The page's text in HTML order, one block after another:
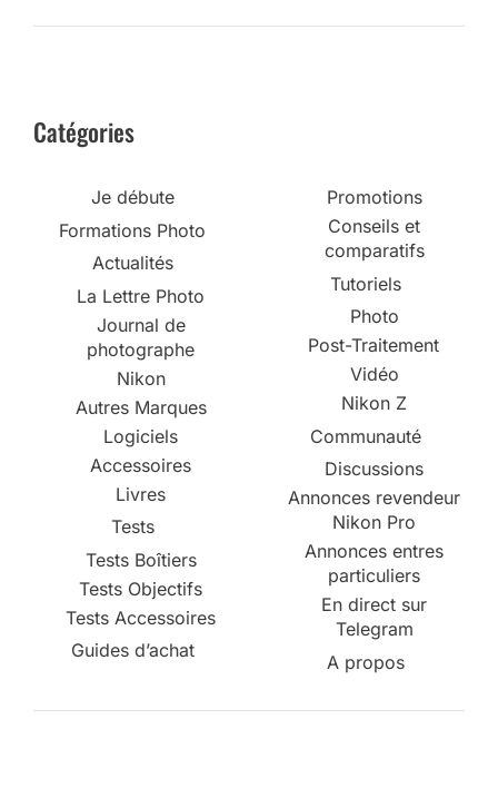
Catégories
Je débute
Formations Photo
Actualités
La Lettre Photo
Journal de
photographe
Nikon
Autres Marques
Logiciels
Accessoires
Livres
Tests
Tests Boîtiers
Tests Objectifs
Tests Accessoires
Guides d’achat
Promotions
Conseils et
comparatifs
Tutoriels
Photo
Post-Traitement
Vidéo
Nikon Z
Communauté
Discussions
Annonces revendeur
Nikon Pro
Annonces entres
particuliers
En direct sur
Telegram
A propos